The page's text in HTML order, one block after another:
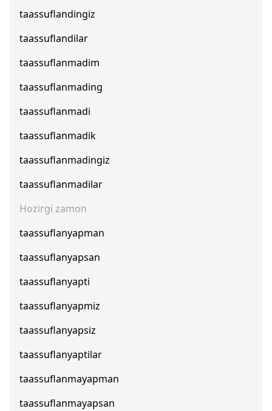
taassuflandingiz
taassuflandilar
taassuflanmadim
taassuflanmading
taassuflanmadi
taassuflanmadik
taassuflanmadingiz
taassuflanmadilar
Hozirgi zamon
taassuflanyapman
taassuflanyapsan
taassuflanyapti
taassuflanyapmiz
taassuflanyapsiz
taassuflanyaptilar
taassuflanmayapman
taassuflanmayapsan